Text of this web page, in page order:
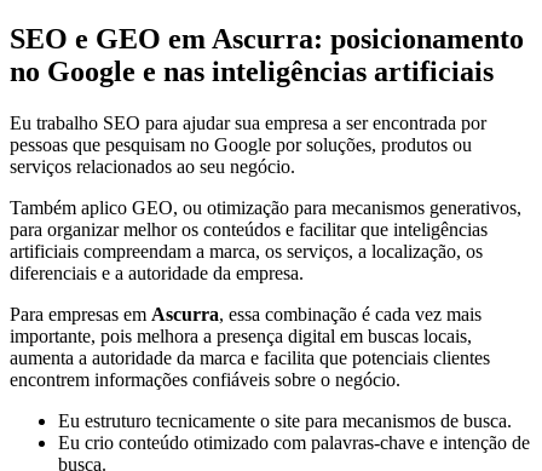
SEO e GEO em Ascurra: posicionamento
no Google e nas inteligências artificiais
Eu trabalho SEO para ajudar sua empresa a ser encontrada por
pessoas que pesquisam no Google por soluções, produtos ou
serviços relacionados ao seu negócio.
Também aplico GEO, ou otimização para mecanismos generativos,
para organizar melhor os conteúdos e facilitar que inteligências
artificiais compreendam a marca, os serviços, a localização, os
diferenciais e a autoridade da empresa.
Para empresas em Ascurra, essa combinação é cada vez mais
importante, pois melhora a presença digital em buscas locais,
aumenta a autoridade da marca e facilita que potenciais clientes
encontrem informações confiáveis sobre o negócio.
Eu estruturo tecnicamente o site para mecanismos de busca.
Eu crio conteúdo otimizado com palavras-chave e intenção de
busca.